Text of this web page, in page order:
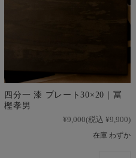
四分一 漆 プレート30×20｜冨
樫孝男
¥9,000(税込 ¥9,900)
在庫 わずか